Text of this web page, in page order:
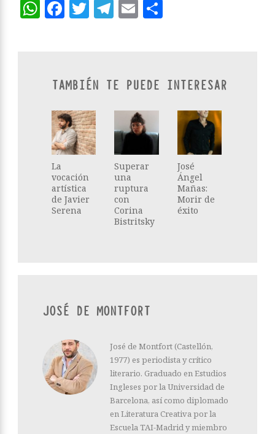
WhatsApp
Facebook
Twitter
Telegram
Email
TAMBIÉN TE PUEDE INTERESAR
La
vocación
artística
de Javier
Serena
Superar
una
ruptura
con
Corina
Bistritsky
José
Ángel
Mañas:
Morir de
éxito
JOSÉ DE MONTFORT
José de Montfort (Castellón,
1977) es periodista y crítico
literario. Graduado en Estudios
Ingleses por la Universidad de
Barcelona, así como diplomado
en Literatura Creativa por la
Escuela TAI-Madrid y miembro